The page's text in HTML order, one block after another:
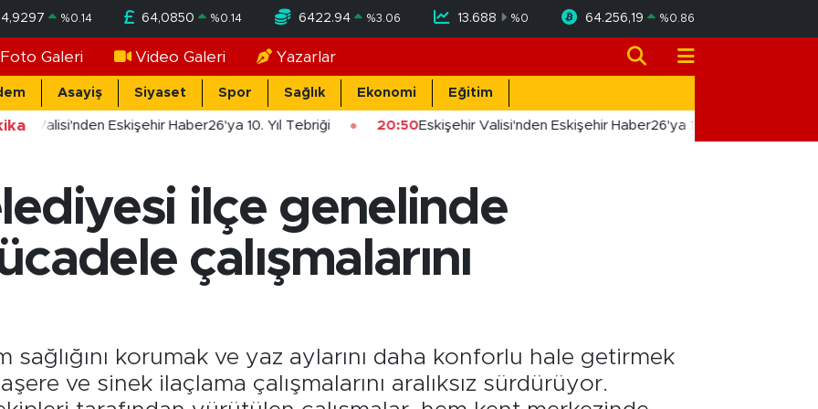
%0.14 64,0850 %0.14 6422.94 %3.06 13.688 %0 64.256,19 %0.86
Foto Galeri Video Galeri Yazarlar
Asayiş Siyaset Spor Sağlık Ekonomi Eğitim
Valisi'nden Eskişehir Haber26'ya 10. Yıl Tebriği 20:50Eskişehir Valisi'nden Eskişehir Haber26'ya 10. Yıl Tebriği
ilçe genelinde
çalışmalarını
sağlığını korumak ve yaz aylarını daha konforlu hale getirmek
ve sinek ilaçlama çalışmalarını aralıksız sürdürüyor.